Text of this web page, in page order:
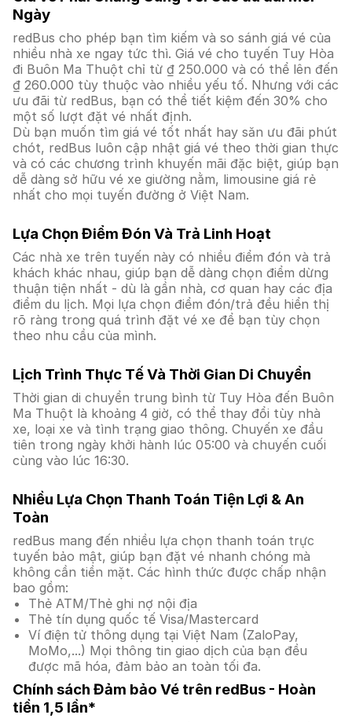
Ngày
redBus cho phép bạn tìm kiếm và so sánh giá vé của
nhiều nhà xe ngay tức thì. Giá vé cho tuyến Tuy Hòa
đi Buôn Ma Thuột chỉ từ ₫ 250.000 và có thể lên đến
₫ 260.000 tùy thuộc vào nhiều yếu tố. Nhưng với các
ưu đãi từ redBus, bạn có thể tiết kiệm đến 30% cho
một số lượt đặt vé nhất định.
Dù bạn muốn tìm giá vé tốt nhất hay săn ưu đãi phút
chót, redBus luôn cập nhật giá vé theo thời gian thực
và có các chương trình khuyến mãi đặc biệt, giúp bạn
dễ dàng sở hữu vé xe giường nằm, limousine giá rẻ
nhất cho mọi tuyến đường ở Việt Nam.
Lựa Chọn Điểm Đón Và Trả Linh Hoạt
Các nhà xe trên tuyến này có nhiều điểm đón và trả
khách khác nhau, giúp bạn dễ dàng chọn điểm dừng
thuận tiện nhất - dù là gần nhà, cơ quan hay các địa
điểm du lịch. Mọi lựa chọn điểm đón/trả đều hiển thị
rõ ràng trong quá trình đặt vé xe để bạn tùy chọn
theo nhu cầu của mình.
Lịch Trình Thực Tế Và Thời Gian Di Chuyển
Thời gian di chuyển trung bình từ Tuy Hòa đến Buôn
Ma Thuột là khoảng 4 giờ, có thể thay đổi tùy nhà
xe, loại xe và tình trạng giao thông. Chuyến xe đầu
tiên trong ngày khởi hành lúc 05:00 và chuyến cuối
cùng vào lúc 16:30.
Nhiều Lựa Chọn Thanh Toán Tiện Lợi & An
Toàn
redBus mang đến nhiều lựa chọn thanh toán trực
tuyến bảo mật, giúp bạn đặt vé nhanh chóng mà
không cần tiền mặt. Các hình thức được chấp nhận
bao gồm:
Thẻ ATM/Thẻ ghi nợ nội địa
Thẻ tín dụng quốc tế Visa/Mastercard
Ví điện tử thông dụng tại Việt Nam (ZaloPay,
MoMo,...) Mọi thông tin giao dịch của bạn đều
được mã hóa, đảm bảo an toàn tối đa.
Chính sách Đảm bảo Vé trên redBus - Hoàn
tiền 1,5 lần*